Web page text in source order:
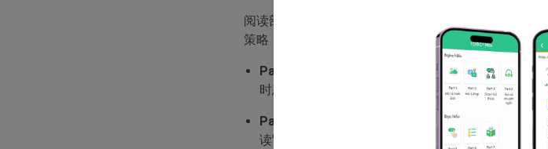
阅读部分需要你快速、准确地理解文章内容，并在有
策略：
Part 5和Part 6（句子和段落填空）
: 这些部分考
时态、连词、冠词等常见的语法问题。通过排除法
Part 7（阅读理解）
: 在阅读长篇文章时，先快速
读"（skimming）和"扫读"（scanning）技巧，从文